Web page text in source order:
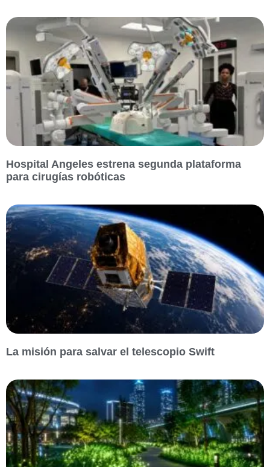
Hospital Angeles estrena segunda plataforma
para cirugías robóticas
La misión para salvar el telescopio Swift